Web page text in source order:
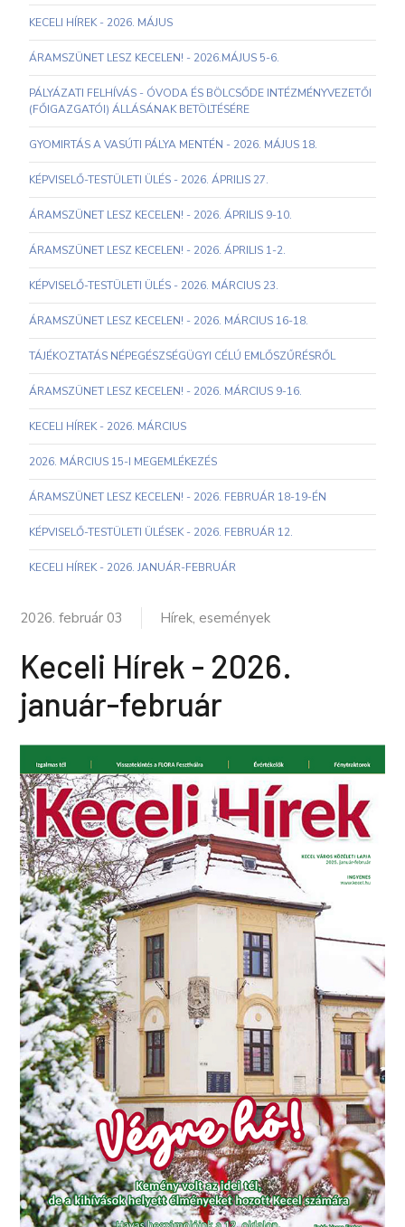
KECELI HÍREK - 2026. MÁJUS
ÁRAMSZÜNET LESZ KECELEN! - 2026.MÁJUS 5-6.
PÁLYÁZATI FELHÍVÁS - ÓVODA ÉS BÖLCSŐDE INTÉZMÉNYVEZETŐI
(FŐIGAZGATÓI) ÁLLÁSÁNAK BETÖLTÉSÉRE
GYOMIRTÁS A VASÚTI PÁLYA MENTÉN - 2026. MÁJUS 18.
KÉPVISELŐ-TESTÜLETI ÜLÉS - 2026. ÁPRILIS 27.
ÁRAMSZÜNET LESZ KECELEN! - 2026. ÁPRILIS 9-10.
ÁRAMSZÜNET LESZ KECELEN! - 2026. ÁPRILIS 1-2.
KÉPVISELŐ-TESTÜLETI ÜLÉS - 2026. MÁRCIUS 23.
ÁRAMSZÜNET LESZ KECELEN! - 2026. MÁRCIUS 16-18.
TÁJÉKOZTATÁS NÉPEGÉSZSÉGÜGYI CÉLÚ EMLŐSZŰRÉSRŐL
ÁRAMSZÜNET LESZ KECELEN! - 2026. MÁRCIUS 9-16.
KECELI HÍREK - 2026. MÁRCIUS
2026. MÁRCIUS 15-I MEGEMLÉKEZÉS
ÁRAMSZÜNET LESZ KECELEN! - 2026. FEBRUÁR 18-19-ÉN
KÉPVISELŐ-TESTÜLETI ÜLÉSEK - 2026. FEBRUÁR 12.
KECELI HÍREK - 2026. JANUÁR-FEBRUÁR
2026. február 03 Hírek, események
Keceli Hírek - 2026.
január-február